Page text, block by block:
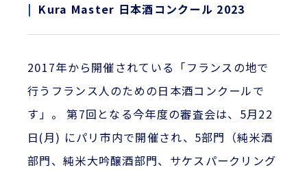
Kura Master 日本酒コンクール 2023
2017年から開催されている「フランスの地で
行うフランス人のための日本酒コンクールで
す」。 第7回となる今年度の審査会は、5月22
日(月) にパリ市内で開催され、5部門（純米酒
部門、純米大吟醸酒部門、サケスパークリング